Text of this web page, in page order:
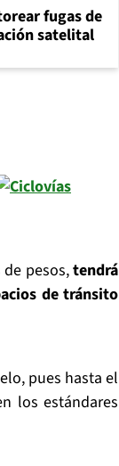
fugas de
satelital
pesos,tendrá
de tránsito
pues hasta el
los estándares